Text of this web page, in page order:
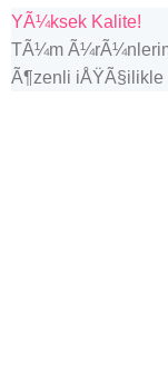
YÃ¼ksek Kalite!
TÃ¼m
Ã¶zenli